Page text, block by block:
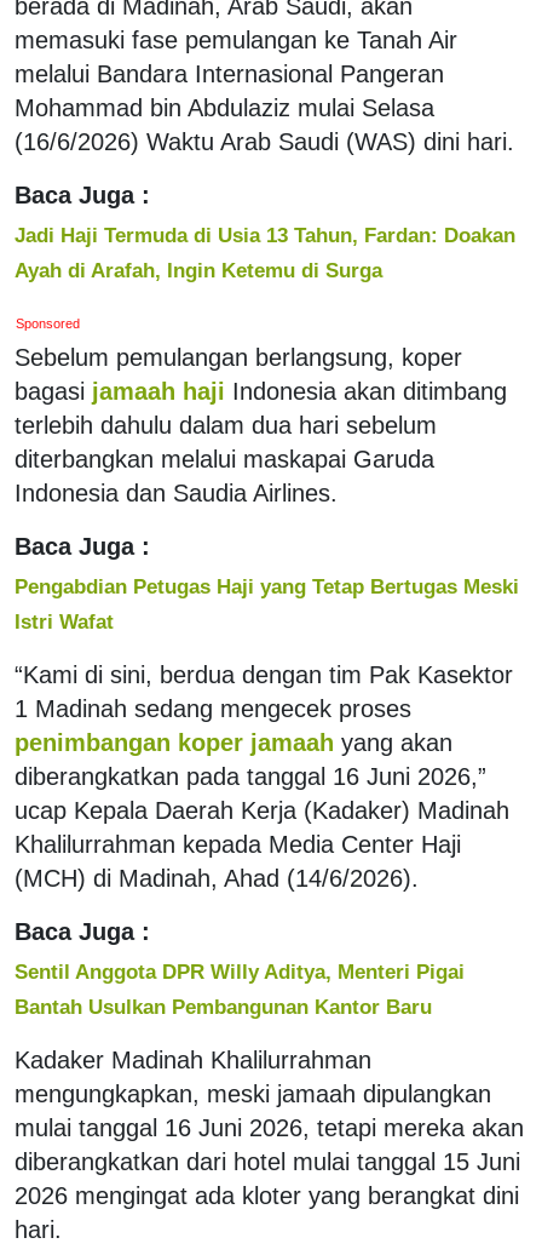
berada di Madinah, Arab Saudi, akan
memasuki fase pemulangan ke Tanah Air
melalui Bandara Internasional Pangeran
Mohammad bin Abdulaziz mulai Selasa
(16/6/2026) Waktu Arab Saudi (WAS) dini hari.
Baca Juga :
Jadi Haji Termuda di Usia 13 Tahun, Fardan: Doakan
Ayah di Arafah, Ingin Ketemu di Surga
Sponsored
Sebelum pemulangan berlangsung, koper
bagasi jamaah haji Indonesia akan ditimbang
terlebih dahulu dalam dua hari sebelum
diterbangkan melalui maskapai Garuda
Indonesia dan Saudia Airlines.
Baca Juga :
Pengabdian Petugas Haji yang Tetap Bertugas Meski
Istri Wafat
“Kami di sini, berdua dengan tim Pak Kasektor
1 Madinah sedang mengecek proses
penimbangan koper jamaah yang akan
diberangkatkan pada tanggal 16 Juni 2026,”
ucap Kepala Daerah Kerja (Kadaker) Madinah
Khalilurrahman kepada Media Center Haji
(MCH) di Madinah, Ahad (14/6/2026).
Baca Juga :
Sentil Anggota DPR Willy Aditya, Menteri Pigai
Bantah Usulkan Pembangunan Kantor Baru
Kadaker Madinah Khalilurrahman
mengungkapkan, meski jamaah dipulangkan
mulai tanggal 16 Juni 2026, tetapi mereka akan
diberangkatkan dari hotel mulai tanggal 15 Juni
2026 mengingat ada kloter yang berangkat dini
hari.